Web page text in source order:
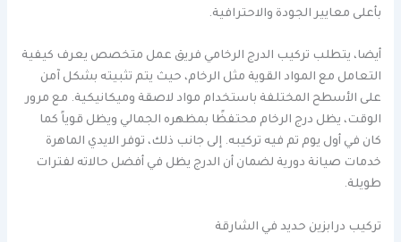
بأعلى معايير الجودة والاحترافية.
أيضا، يتطلب تركيب الدرج الرخامي فريق عمل متخصص يعرف كيفية
التعامل مع المواد القوية مثل الرخام، حيث يتم تثبيته بشكل آمن
على الأسطح المختلفة باستخدام مواد لاصقة وميكانيكية. مع مرور
الوقت، يظل درج الرخام محتفظًا بمظهره الجمالي ويظل قوياً كما
كان في أول يوم تم فيه تركيبه. إلى جانب ذلك، توفر الايدي الماهرة
خدمات صيانة دورية لضمان أن الدرج يظل في أفضل حالاته لفترات
طويلة.
تركيب درابزين حديد في الشارقة